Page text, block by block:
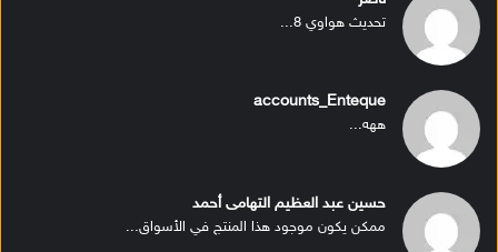
تحديث هواوي 8...
accounts_Enteque
ههه...
حسين عبد العظيم التهامى أحمد
ممكن يكون موجود هذا المنتج في الأسواق...